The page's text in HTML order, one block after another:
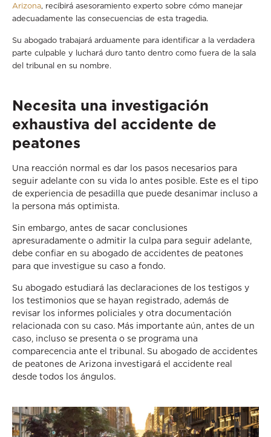
Arizona , recibirá asesoramiento experto sobre cómo manejar
adecuadamente las consecuencias de esta tragedia.
Su abogado trabajará arduamente para identificar a la verdadera
parte culpable y luchará duro tanto dentro como fuera de la sala
del tribunal en su nombre.
Necesita una investigación
exhaustiva del accidente de
peatones
Una reacción normal es dar los pasos necesarios para
seguir adelante con su vida lo antes posible. Este es el tipo
de experiencia de pesadilla que puede desanimar incluso a
la persona más optimista.
Sin embargo, antes de sacar conclusiones
apresuradamente o admitir la culpa para seguir adelante,
debe confiar en su abogado de accidentes de peatones
para que investigue su caso a fondo.
Su abogado estudiará las declaraciones de los testigos y
los testimonios que se hayan registrado, además de
revisar los informes policiales y otra documentación
relacionada con su caso. Más importante aún, antes de un
caso, incluso se presenta o se programa una
comparecencia ante el tribunal. Su abogado de accidentes
de peatones de Arizona investigará el accidente real
desde todos los ángulos.